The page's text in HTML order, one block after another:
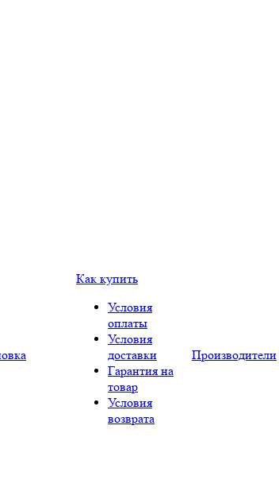
Как купить
Условия
оплаты
Условия
доставки
Гарантия на
товар
Условия
возврата
Производители